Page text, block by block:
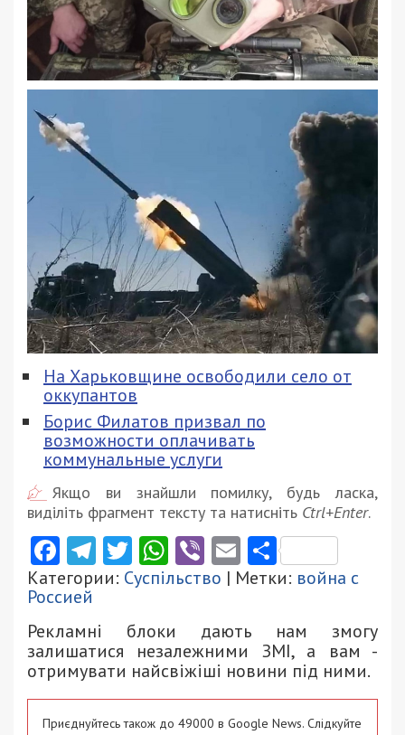
На Харьковщине освободили село от
оккупантов
Борис Филатов призвал по
возможности оплачивать
коммунальные услуги
Якщо ви знайшли помилку, будь ласка,
виділіть фрагмент тексту та натисніть Ctrl+Enter.
Facebook
Telegram
Twitter
WhatsApp
ViberEmail
Категории: Суспільство | Метки: война с
Россией
Рекламні блоки дають нам змогу
залишатися незалежними ЗМІ, а вам -
отримувати найсвіжіші новини під ними.
Приєднуйтесь також до 49000 в Google News. Слідкуйте